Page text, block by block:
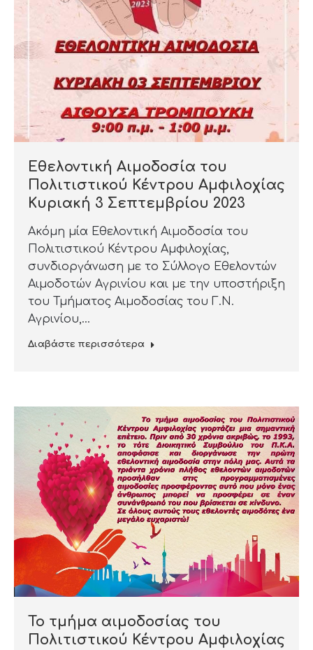
Εθελοντική Αιμοδοσία του
Πολιτιστικού Κέντρου Αμφιλοχίας
Κυριακή 3 Σεπτεμβρίου 2023
Ακόμη μία Εθελοντική Αιμοδοσία του
Πολιτιστικού Κέντρου Αμφιλοχίας,
συνδιοργάνωση με το Σύλλογο Εθελοντών
Αιμοδοτών Αγρινίου και με την υποστήριξη
του Τμήματος Αιμοδοσίας του Γ.Ν.
Αγρινίου,…
Διαβάστε περισσότερα
Το τμήμα αιμοδοσίας του
Πολιτιστικού Κέντρου Αμφιλοχίας